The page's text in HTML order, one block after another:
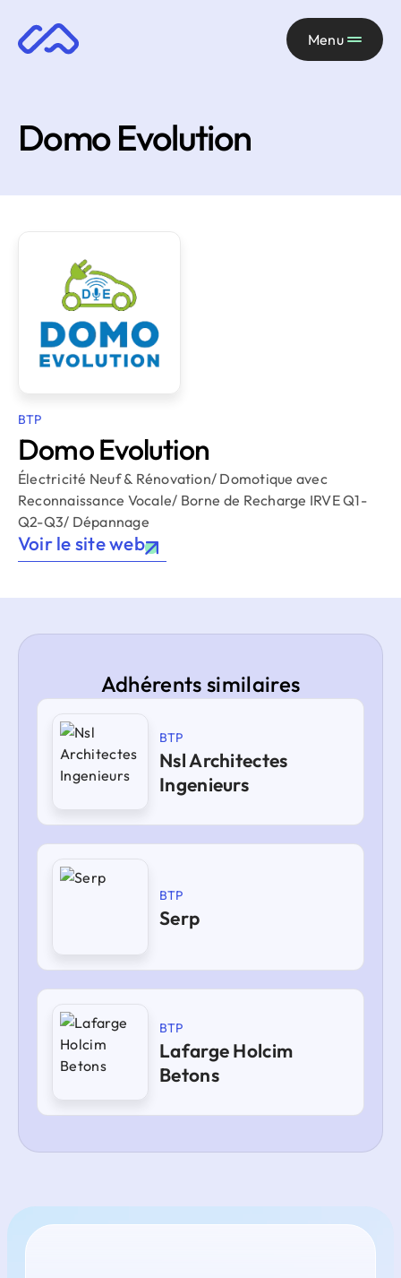
Menu
Domo Evolution
BTP
Domo Evolution
Électricité Neuf & Rénovation/ Domotique avec
Reconnaissance Vocale/ Borne de Recharge IRVE Q1-
Q2-Q3/ Dépannage
Voir le site web
Adhérents similaires
BTP
Nsl Architectes
Ingenieurs
BTP
Serp
BTP
Lafarge Holcim
Betons